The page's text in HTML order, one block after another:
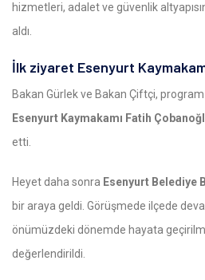
hizmetleri, adalet ve güvenlik
aldı.
İlk ziyaret Esenyurt
Bakan Gürlek ve Bakan Çiftçi,
Esenyurt Kaymakamı Fatih
etti.
Heyet daha sonra Esenyurt Belediye
bir araya geldi. Görüşmede ilçede
önümüzdeki dönemde hayata
değerlendirildi.